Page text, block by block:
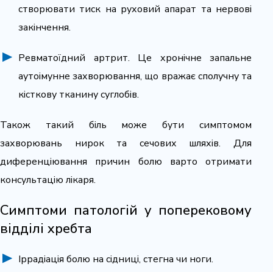
створювати тиск на руховий апарат та нервові
закінчення.
Ревматоїдний артрит. Це хронічне запальне
аутоімунне захворювання, що вражає сполучну та
кісткову тканину суглобів.
Також такий біль може бути симптомом
захворювань нирок та сечових шляхів. Для
диференціювання причин болю варто отримати
консультацію лікаря.
Симптоми патологій у поперековому
відділі хребта
Іррадіація болю на сідниці, стегна чи ноги.